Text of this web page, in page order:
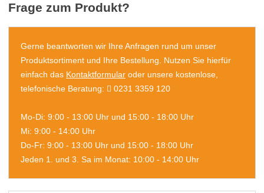
Frage zum Produkt?
Gerne beantworten wir Ihre Anfragen rund um unser
Produktsortiment und Ihre Bestellung. Nutzen Sie hierfür
einfach das Kontaktformular oder unsere kostenlose,
telefonische Beratung:
0231 3359 120
Mo-Di: 9:00 - 13:00 Uhr und 15:00 - 18:00 Uhr
Mi: 9:00 - 14:00 Uhr
Do-Fr: 9:00 - 13:00 Uhr und 15:00 - 18:00 Uhr
Jeden 1. und 3. Sa im Monat: 10:00 - 14:00 Uhr